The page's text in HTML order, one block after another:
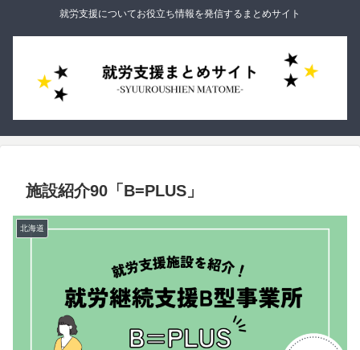
就労支援についてお役立ち情報を発信するまとめサイト
施設紹介90「B=PLUS」
北海道